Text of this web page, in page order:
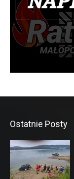
Ostatnie Posty